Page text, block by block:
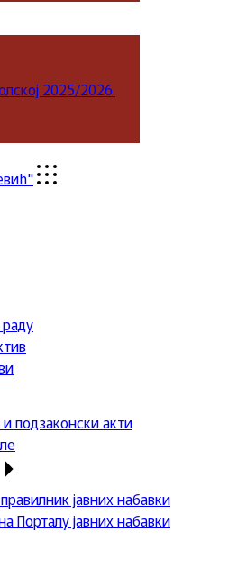
2025/2026.
подзаконски акти
јавних набавки
Порталу јавних набавки